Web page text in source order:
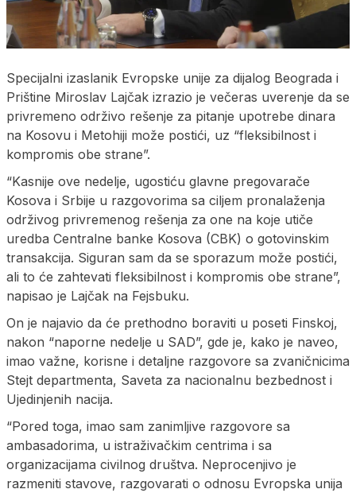
Specijalni izaslanik Evropske unije za dijalog Beograda i
Prištine Miroslav Lajčak izrazio je večeras uverenje da se
privremeno održivo rešenje za pitanje upotrebe dinara
na Kosovu i Metohiji može postići, uz “fleksibilnost i
kompromis obe strane”.
“Kasnije ove nedelje, ugostiću glavne pregovarače
Kosova i Srbije u razgovorima sa ciljem pronalaženja
održivog privremenog rešenja za one na koje utiče
uredba Centralne banke Kosova (CBK) o gotovinskim
transakcija. Siguran sam da se sporazum može postići,
ali to će zahtevati fleksibilnost i kompromis obe strane”,
napisao je Lajčak na Fejsbuku.
On je najavio da će prethodno boraviti u poseti Finskoj,
nakon “naporne nedelje u SAD”, gde je, kako je naveo,
imao važne, korisne i detaljne razgovore sa zvaničnicima
Stejt departmenta, Saveta za nacionalnu bezbednost i
Ujedinjenih nacija.
“Pored toga, imao sam zanimljive razgovore sa
ambasadorima, u istraživačkim centrima i sa
organizacijama civilnog društva. Neprocenjivo je
razmeniti stavove, razgovarati o odnosu Evropska unija